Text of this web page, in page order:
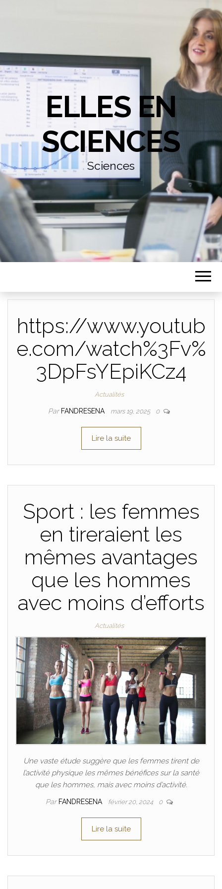
ELLES EN
SCIENCES
Sciences
https://www.youtub
e.com/watch%3Fv%
3DpFsYEpiKCz4
Actualités
Par FANDRESENA mars 19, 2025 0
Lire la suite
Sport : les femmes
en tireraient les
mêmes avantages
que les hommes
avec moins d’efforts
Actualités
Une vaste étude suggère que les femmes tirent de
l’activité physique les mêmes bénéfices sur la santé
que les hommes, mais avec moins d’activité.
Par FANDRESENA février 20, 2024 0
Lire la suite